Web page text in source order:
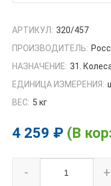
АРТИКУЛ: 320/457
ПРОИЗВОДИТЕЛЬ:
НАЗНАЧЕНИЕ: 31.
ЕДИНИЦА ИЗМЕРЕНИЯ:
ВЕС: 5 кг
4 259 ₽ (В
- +